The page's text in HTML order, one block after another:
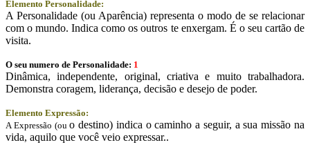
Elemento Personalidade:
A Personalidade (ou Aparência) representa o modo de se relacionar
com o mundo. Indica como os outros te enxergam. É o seu cartão de
visita.
O seu numero de Personalidade: 1
Dinâmica, independente, original, criativa e muito trabalhadora.
Demonstra coragem, liderança, decisão e desejo de poder.
Elemento Expressão:
A Expressão (ouo destino) indica o caminho a seguir, a sua missão na
vida, aquilo que você veio expressar..